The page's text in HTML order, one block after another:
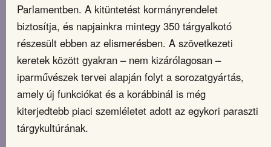
Parlamentben. A kitüntetést kormányrendelet
biztosítja, és napjainkra mintegy 350 tárgyalkotó
részesült ebben az elismerésben. A szövetkezeti
keretek között gyakran – nem kizárólagosan –
iparművészek tervei alapján folyt a sorozatgyártás,
amely új funkciókat és a korábbinál is még
kiterjedtebb piaci szemléletet adott az egykori paraszti
tárgykultúrának.